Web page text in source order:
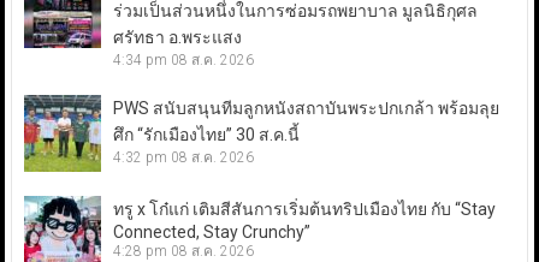
ร่วมเป็นส่วนหนึ่งในการซ่อมรถพยาบาล มูลนิธิกุศล
ศรัทธา อ.พระแสง
4:34 pm 08 ส.ค. 2026
PWS สนับสนุนทีมลูกหนังสถาบันพระปกเกล้า พร้อมลุย
ศึก “รักเมืองไทย” 30 ส.ค.นี้
4:32 pm 08 ส.ค. 2026
ทรู x โก๋แก่ เติมสีสันการเริ่มต้นทริปเมืองไทย กับ “Stay
Connected, Stay Crunchy”
4:28 pm 08 ส.ค. 2026